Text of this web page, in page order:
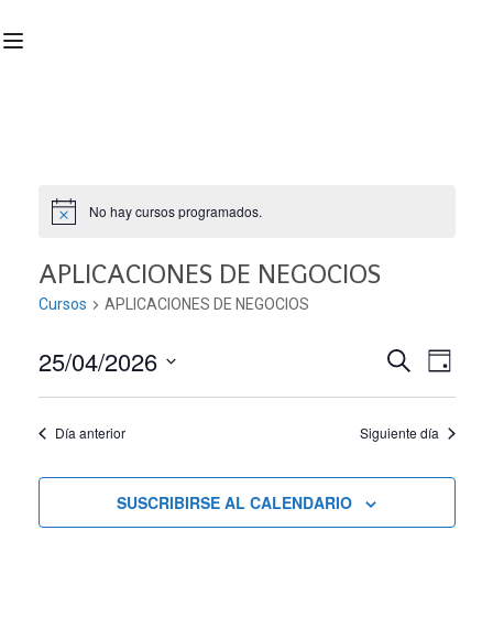
No hay cursos programados.
APLICACIONES DE NEGOCIOS
Cursos APLICACIONES DE NEGOCIOS
de
y
BUSCAR
de
de
DÍA
25/04/2026
Día anterior Siguiente día
SUSCRIBIRSE AL CALENDARIO